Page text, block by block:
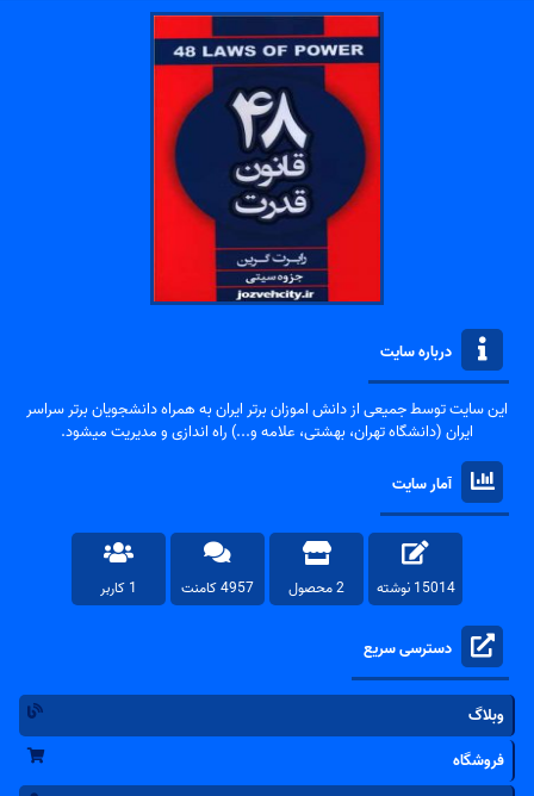
درباره سایت
این سایت توسط جمیعی از دانش اموزان برتر ایران به همراه دانشجویان برتر سراسر
ایران (دانشگاه تهران، بهشتی، علامه و...) راه اندازی و مدیریت میشود.
آمار سایت
15014 نوشته 2 محصول 4957 کامنت 1 کاربر
دسترسی سریع
وبلاگ
فروشگاه